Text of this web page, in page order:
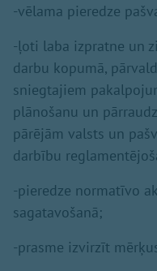
-vēlama pieredze
-ļoti laba izpratne un
darbu kopumā,
sniegtajiem
plānošanu un
pārējām valsts un
darbību
-pieredze normatīvo
sagatavošanā;
-prasme izvirzīt